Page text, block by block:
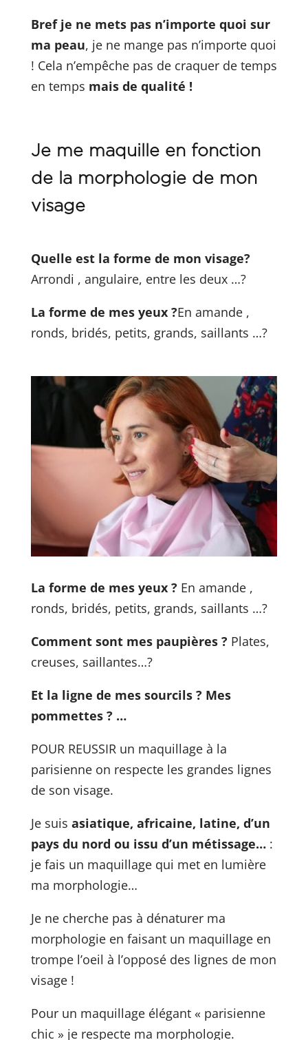
Bref je ne mets pas n’importe quoi sur
ma peau, je ne mange pas n’importe quoi
! Cela n’empêche pas de craquer de temps
en temps mais de qualité !
Je me maquille en fonction
de la morphologie de mon
visage
Quelle est la forme de mon visage?
Arrondi , angulaire, entre les deux …?
La forme de mes yeux ?En amande ,
ronds, bridés, petits, grands, saillants …?
La forme de mes yeux ? En amande ,
ronds, bridés, petits, grands, saillants …?
Comment sont mes paupières ? Plates,
creuses, saillantes…?
Et la ligne de mes sourcils ? Mes
pommettes ? …
POUR REUSSIR un maquillage à la
parisienne on respecte les grandes lignes
de son visage.
Je suis asiatique, africaine, latine, d’un
pays du nord ou issu d’un métissage…:
je fais un maquillage qui met en lumière
ma morphologie…
Je ne cherche pas à dénaturer ma
morphologie en faisant un maquillage en
trompe l’oeil à l’opposé des lignes de mon
visage !
Pour un maquillage élégant « parisienne
chic » je respecte ma morphologie.